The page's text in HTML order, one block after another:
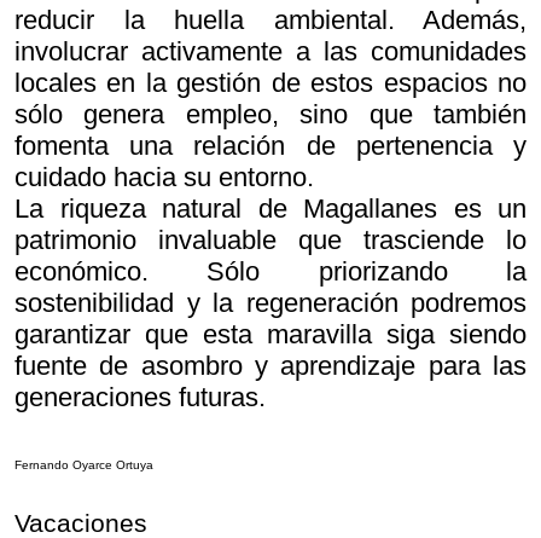
reducir la huella ambiental. Además,
involucrar activamente a las comunidades
locales en la gestión de estos espacios no
sólo genera empleo, sino que también
fomenta una relación de pertenencia y
cuidado hacia su entorno.
La riqueza natural de Magallanes es un
patrimonio invaluable que trasciende lo
económico. Sólo priorizando la
sostenibilidad y la regeneración podremos
garantizar que esta maravilla siga siendo
fuente de asombro y aprendizaje para las
generaciones futuras.
Fernando Oyarce Ortuya
Vacaciones